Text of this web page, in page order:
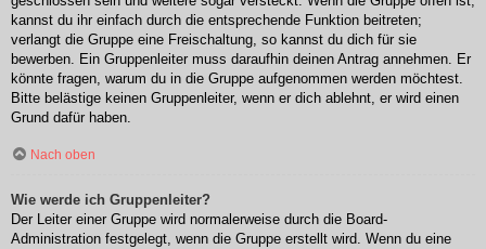
kannst du ihr einfach durch die entsprechende Funktion beitreten;
verlangt die Gruppe eine Freischaltung, so kannst du dich für sie
bewerben. Ein Gruppenleiter muss daraufhin deinen Antrag annehmen. Er
könnte fragen, warum du in die Gruppe aufgenommen werden möchtest.
Bitte belästige keinen Gruppenleiter, wenn er dich ablehnt, er wird einen
Grund dafür haben.
Nach oben
Wie werde ich Gruppenleiter?
Der Leiter einer Gruppe wird normalerweise durch die Board-
Administration festgelegt, wenn die Gruppe erstellt wird. Wenn du eine